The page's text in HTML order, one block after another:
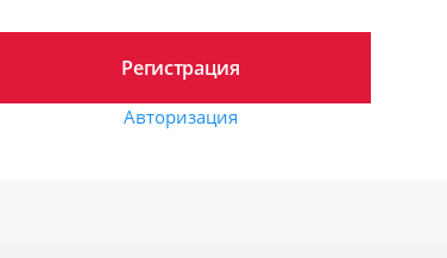
Авторизация